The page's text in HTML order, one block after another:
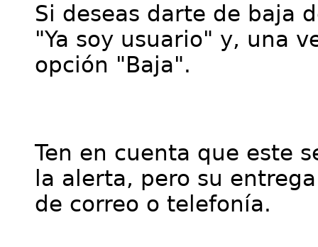
Si deseas darte de baja
"Ya soy usuario" y, una
opción "Baja".
Ten en cuenta que este
la alerta, pero su
de correo o telefonía.